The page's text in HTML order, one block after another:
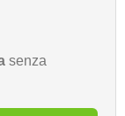
senza